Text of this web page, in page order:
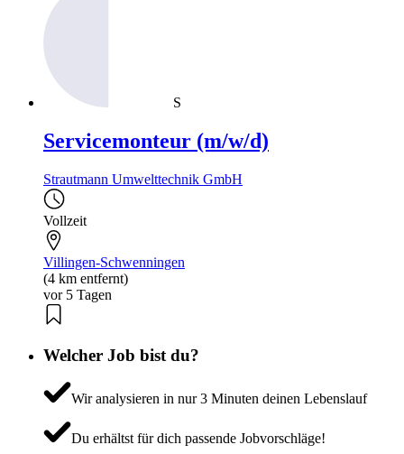
S
Servicemonteur (m/w/d)
Strautmann Umwelttechnik GmbH
Vollzeit
Villingen-Schwenningen
(4 km entfernt)
vor 5 Tagen
Welcher Job bist du?
Wir analysieren in nur 3 Minuten deinen Lebenslauf
Du erhältst für dich passende Jobvorschläge!